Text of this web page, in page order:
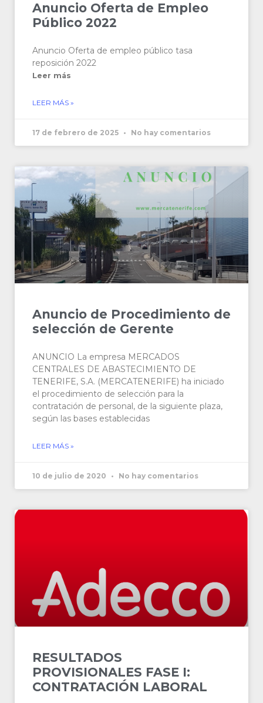
Anuncio Oferta de Empleo
Público 2022
Anuncio Oferta de empleo público tasa
reposición 2022
Leer más
LEER MÁS »
17 de febrero de 2025 No hay comentarios
Anuncio de Procedimiento de
selección de Gerente
ANUNCIO La empresa MERCADOS
CENTRALES DE ABASTECIMIENTO DE
TENERIFE, S.A. (MERCATENERIFE) ha iniciado
el procedimiento de selección para la
contratación de personal, de la siguiente plaza,
según las bases establecidas
LEER MÁS »
10 de julio de 2020 No hay comentarios
RESULTADOS
PROVISIONALES FASE I:
CONTRATACIÓN LABORAL